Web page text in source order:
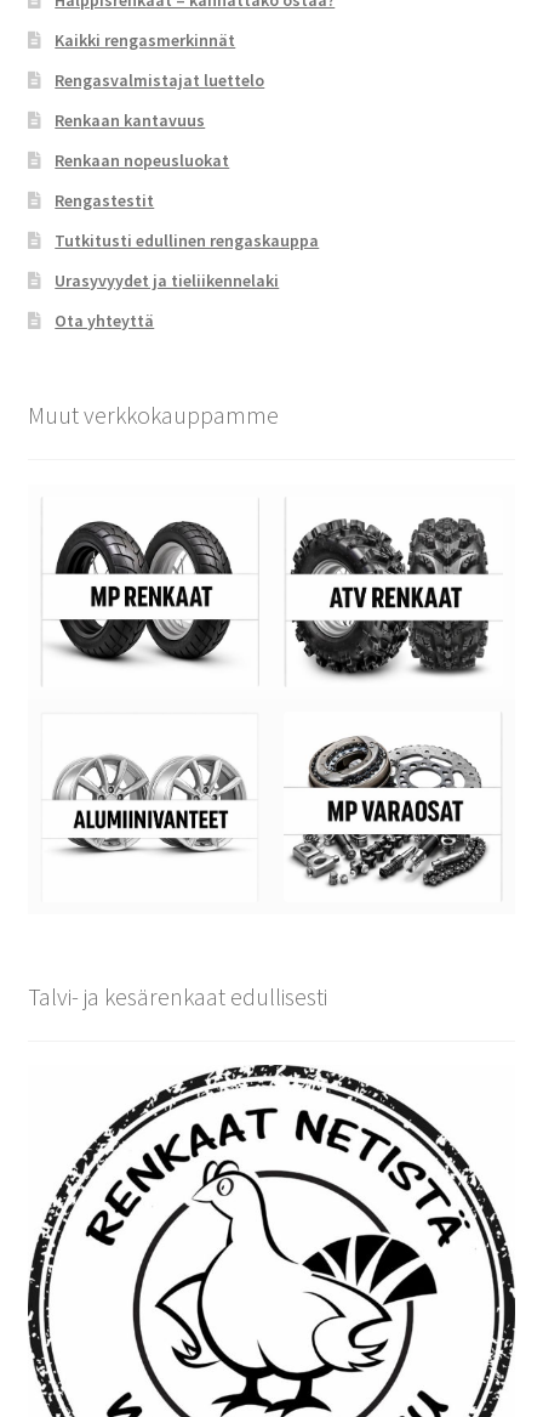
Kaikki rengasmerkinnät
Rengasvalmistajat luettelo
Renkaan kantavuus
Renkaan nopeusluokat
Rengastestit
Tutkitusti edullinen rengaskauppa
Urasyvyydet ja tieliikennelaki
Ota yhteyttä
Muut verkkokauppamme
Talvi- ja kesärenkaat edullisesti